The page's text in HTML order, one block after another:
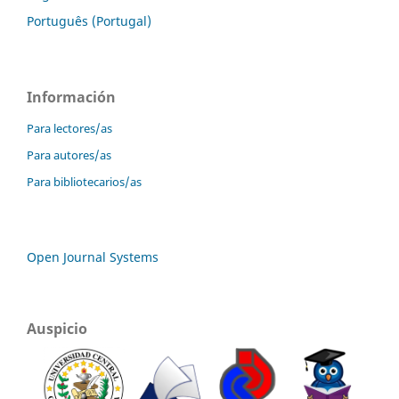
Português (Portugal)
Información
Para lectores/as
Para autores/as
Para bibliotecarios/as
Open Journal Systems
Auspicio